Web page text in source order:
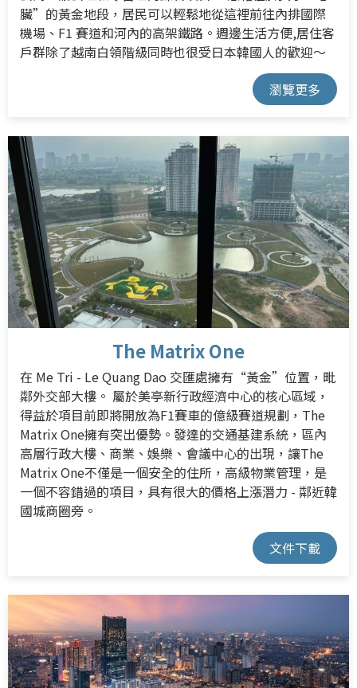
臟”的黃金地段，居民可以輕鬆地從這裡前往內排國際
機場、F1 賽道和河內的高架鐵路。週邊生活方便,居住客
戶群除了越南白領階級同時也很受日本韓國人的歡迎～
瀏覽更多
The Matrix One
在 Me Tri - Le Quang Dao 交匯處擁有“黃金”位置，毗
鄰外交部大樓。 屬於美亭新行政經濟中心的核心區域，
得益於項目前即將開放為F1賽車的億級賽道規劃，The
Matrix One擁有突出優勢。 發達的交通基建系統，區內
高層行政大樓、商業、娛樂、會議中心的出現，讓The
Matrix One不僅是一個安全的住所，高級物業管理，是
一個不容錯過的項目，具有很大的價格上漲潛力 - 鄰近韓
國城商圈旁。
文件下載